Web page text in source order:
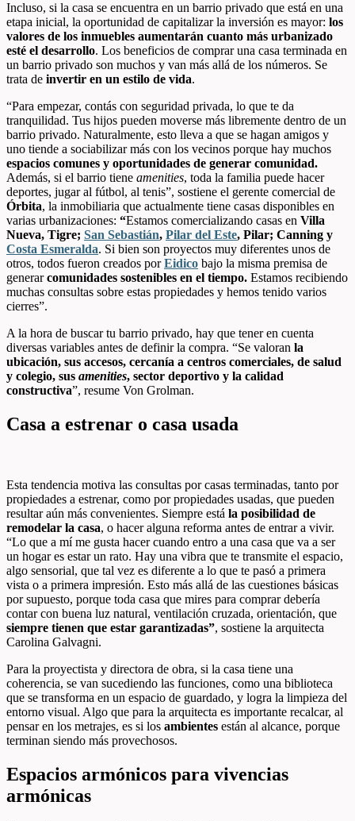
Incluso, si la casa se encuentra en un barrio privado que está en una
etapa inicial, la oportunidad de capitalizar la inversión es mayor: los
valores de los inmuebles aumentarán cuanto más urbanizado
esté el desarrollo. Los beneficios de comprar una casa terminada en
un barrio privado son muchos y van más allá de los números. Se
trata de invertir en un estilo de vida.
“Para empezar, contás con seguridad privada, lo que te da
tranquilidad. Tus hijos pueden moverse más libremente dentro de un
barrio privado. Naturalmente, esto lleva a que se hagan amigos y
uno tiende a sociabilizar más con los vecinos porque hay muchos
espacios comunes y oportunidades de generar comunidad.
Además, si el barrio tiene amenities, toda la familia puede hacer
deportes, jugar al fútbol, al tenis”, sostiene el gerente comercial de
Órbita, la inmobiliaria que actualmente tiene casas disponibles en
varias urbanizaciones: “Estamos comercializando casas en Villa
Nueva, Tigre; San Sebastián, Pilar del Este, Pilar; Canning y
Costa Esmeralda. Si bien son proyectos muy diferentes unos de
otros, todos fueron creados porEidico bajo la misma premisa de
generarcomunidades sostenibles en el tiempo. Estamos recibiendo
muchas consultas sobre estas propiedades y hemos tenido varios
cierres”.
A la hora de buscar tu barrio privado, hay que tener en cuenta
diversas variables antes de definir la compra. “Se valoran la
ubicación, sus accesos, cercanía a centros comerciales, de salud
y colegio, sus amenities, sector deportivo y la calidad
constructiva”, resume Von Grolman.
Casa a estrenar o casa usada
Esta tendencia motiva las consultas por casas terminadas, tanto por
propiedades a estrenar, como por propiedades usadas, que pueden
resultar aún más convenientes. Siempre está la posibilidad de
remodelar la casa, o hacer alguna reforma antes de entrar a vivir.
“Lo que a mí me gusta hacer cuando entro a una casa que va a ser
un hogar es estar un rato. Hay una vibra que te transmite el espacio,
algo sensorial, que tal vez es diferente a lo que te pasó a primera
vista o a primera impresión. Esto más allá de las cuestiones básicas
por supuesto, porque toda casa que mires para comprar debería
contar con buena luz natural, ventilación cruzada, orientación, que
siempre tienen que estar garantizadas”, sostiene la arquitecta
Carolina Galvagni.
Para la proyectista y directora de obra, si la casa tiene una
coherencia, se van sucediendo las funciones, como una biblioteca
que se transforma en un espacio de guardado, y logra la limpieza del
entorno visual. Algo que para la arquitecta es importante recalcar, al
pensar en los metrajes, es si los ambientes están al alcance, porque
terminan siendo más provechosos.
Espacios armónicos para vivencias
armónicas